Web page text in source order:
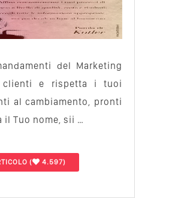
del Marketing
e rispetta i tuoi
al cambiamento, pronti
il Tuo nome, sii …
( 4.597)